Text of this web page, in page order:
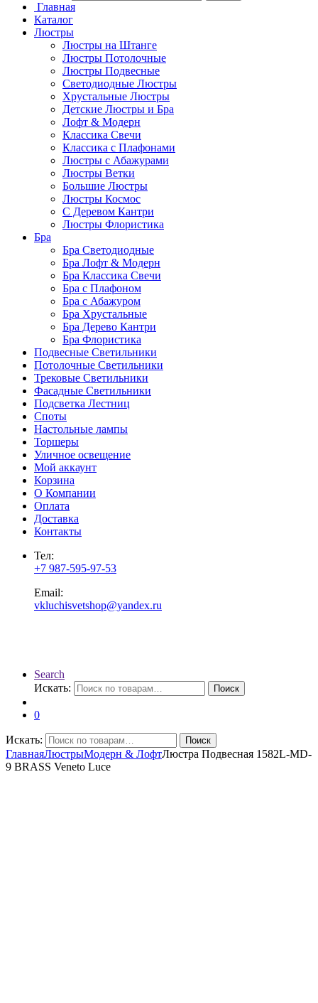
Главная
Каталог
Люстры
Люстры на Штанге
Люстры Потолочные
Люстры Подвесные
Светодиодные Люстры
Хрустальные Люстры
Детские Люстры и Бра
Лофт & Модерн
Классика Свечи
Классика с Плафонами
Люстры с Абажурами
Люстры Ветки
Большие Люстры
Люстры Космос
С Деревом Кантри
Люстры Флористика
Бра
Бра Светодиодные
Бра Лофт & Модерн
Бра Классика Свечи
Бра с Плафоном
Бра с Абажуром
Бра Хрустальные
Бра Дерево Кантри
Бра Флористика
Подвесные Светильники
Потолочные Светильники
Трековые Светильники
Фасадные Светильники
Подсветка Лестниц
Споты
Настольные лампы
Торшеры
Уличное освещение
Мой аккаунт
Корзина
О Компании
Оплата
Доставка
Контакты
Тел:
+7 987-595-97-53
Email:
vkluchisvetshop@yandex.ru
Search
Искать:
Поиск
0
Искать: Поиск
ГлавнаяЛюстрыМодерн & ЛофтЛюстра Подвесная 1582L-MD-
9 BRASS Veneto Luce